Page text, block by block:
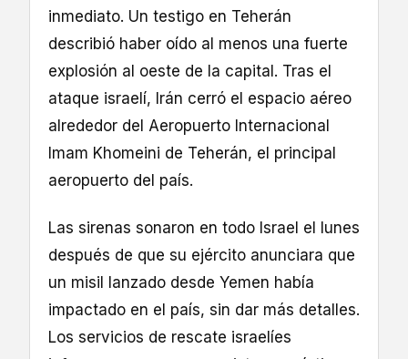
inmediato. Un testigo en Teherán
describió haber oído al menos una fuerte
explosión al oeste de la capital. Tras el
ataque israelí, Irán cerró el espacio aéreo
alrededor del Aeropuerto Internacional
Imam Khomeini de Teherán, el principal
aeropuerto del país.
Las sirenas sonaron en todo Israel el lunes
después de que su ejército anunciara que
un misil lanzado desde Yemen había
impactado en el país, sin dar más detalles.
Los servicios de rescate israelíes